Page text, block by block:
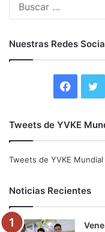
Nuestras Redes
e
o
t
e
Tweets de YVKE
Tweets de YVKE Mundial
Noticias Recientes